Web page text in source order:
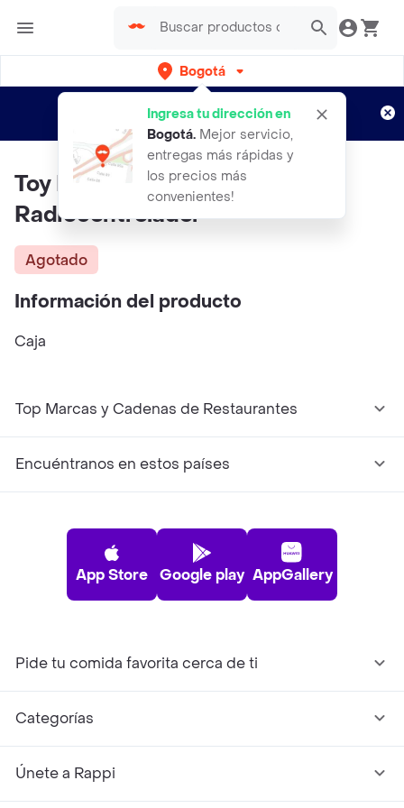
Bogotá
Ingresa tu dirección en
Bogotá. Mejor servicio,
entregas más rápidas y
los precios más
convenientes!
envíos gratis por semanas
Aplican TyC
Toy Logic Carro Climber Verde
Radiocontrolador
Agotado
Información del producto
Caja
Top Marcas y Cadenas de Restaurantes
Encuéntranos en estos países
App Store Google play AppGallery
Pide tu comida favorita cerca de ti
Categorías
Únete a Rappi